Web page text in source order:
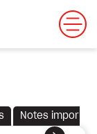
Notes